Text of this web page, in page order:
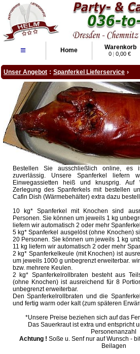
≡ Home Warenkorb
0 | 0,00 €
Unser Angebot : Spanferkel Lieferservice ›
Bestellen Sie ausschließlich online, es
zuverlässig. Unsere Spanferkel liefern
Einwegassietten heiß und knusprig.
Zerlegung des Spanferkels mit bestellen
Cafin Dish (Wärmebehälter) extra dazu
10 kg* Spanferkel mit Knochen sind
Personen. Sie können um jeweils 1 kg
liefern wir automatisch 2 oder mehr Spanferkel.
5 kg* Spanferkel ausgelöst (ohne Knochen)
20 Personen. Sie können um jeweils 1 kg
11 kg liefern wir automatisch 2 oder mehr
2 kg* Spanferkelkeule (mit Knochen) ist
um jeweils 1000 g unbegrenzt erweiterbar.
bzw. mehrere Keulen.
2 kg* Spanferkelrollbraten besteht aus
(ohne Knochen) ist ausreichend für 8
unbegrenzt erweiterbar.
Den Spanferkelrollbraten und die
und fertig warm oder kalt (zum späteren
*Unsere Preise beziehen sich auf das
Das Sauerkraut ist extra und entspricht
Personenanzahl
Achtung ! Soße u. Senf nur auf Wunsch -
Beilagen